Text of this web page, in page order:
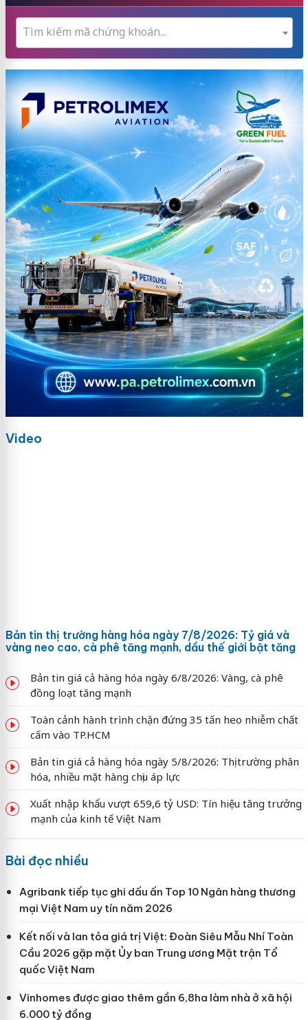
Tìm kiếm mã chứng khoán...
Video
Bản tin thị trường hàng hóa ngày 7/8/2026: Tỷ giá và
vàng neo cao, cà phê tăng mạnh, dầu thế giới bật tăng
Bản tin giá cả hàng hóa ngày 6/8/2026: Vàng, cà phê
đồng loạt tăng mạnh
Toàn cảnh hành trình chặn đứng 35 tấn heo nhiễm chất
cấm vào TP.HCM
Bản tin giá cả hàng hóa ngày 5/8/2026: Thị trường phân
hóa, nhiều mặt hàng chịu áp lực
Xuất nhập khẩu vượt 659,6 tỷ USD: Tín hiệu tăng trưởng
mạnh của kinh tế Việt Nam
Bài đọc nhiều
Agribank tiếp tục ghi dấu ấn Top 10 Ngân hàng thương
mại Việt Nam uy tín năm 2026
Kết nối và lan tỏa giá trị Việt: Đoàn Siêu Mẫu Nhí Toàn
Cầu 2026 gặp mặt Ủy ban Trung ương Mặt trận Tổ
quốc Việt Nam
Vinhomes được giao thêm gần 6,8ha làm nhà ở xã hội
6.000 tỷ đồng